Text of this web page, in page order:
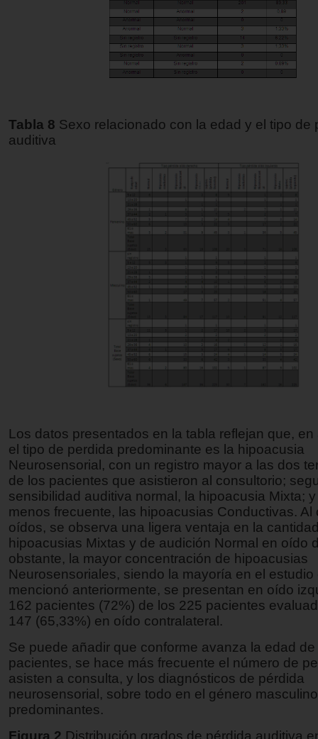
Tabla 8 Sexo relacionado con la edad y el tipo de
auditiva
Los datos presentados en la tabla reflejan que,
el tipo de perdida predominante es la hipoacusia
Neurosensorial, con un registro mayor a las dos
de los pacientes que asistieron al consultorio;
sensibilidad auditiva normal, la hipoacusia Mixta;
menos frecuente, las hipoacusias Conductivas. Al
oídos, se observa una ligera ventaja en la
hipoacusias Mixtas y de audición Normal en oído
obstante, la mayor concentración de hipoacusias
Neurosensoriales, siendo la mayoría en el estudio
mencionó anteriormente, se presentan en oído
162 pacientes (72%) de los 225 pacientes
147 (65,33%) en oído contralateral.
Se puede añadir que conforme avanza la edad de
pacientes, se hace más frecuente el número de
asisten a consulta, y los diagnósticos de pérdida
neurosensorial, sobre todo en el género
predominantes.